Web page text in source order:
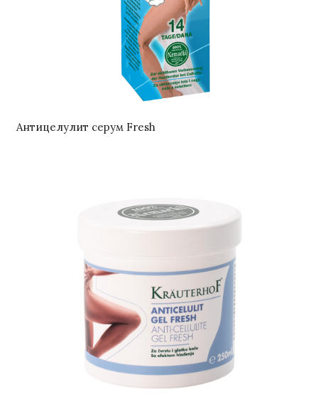
Антицелулит серум Fresh